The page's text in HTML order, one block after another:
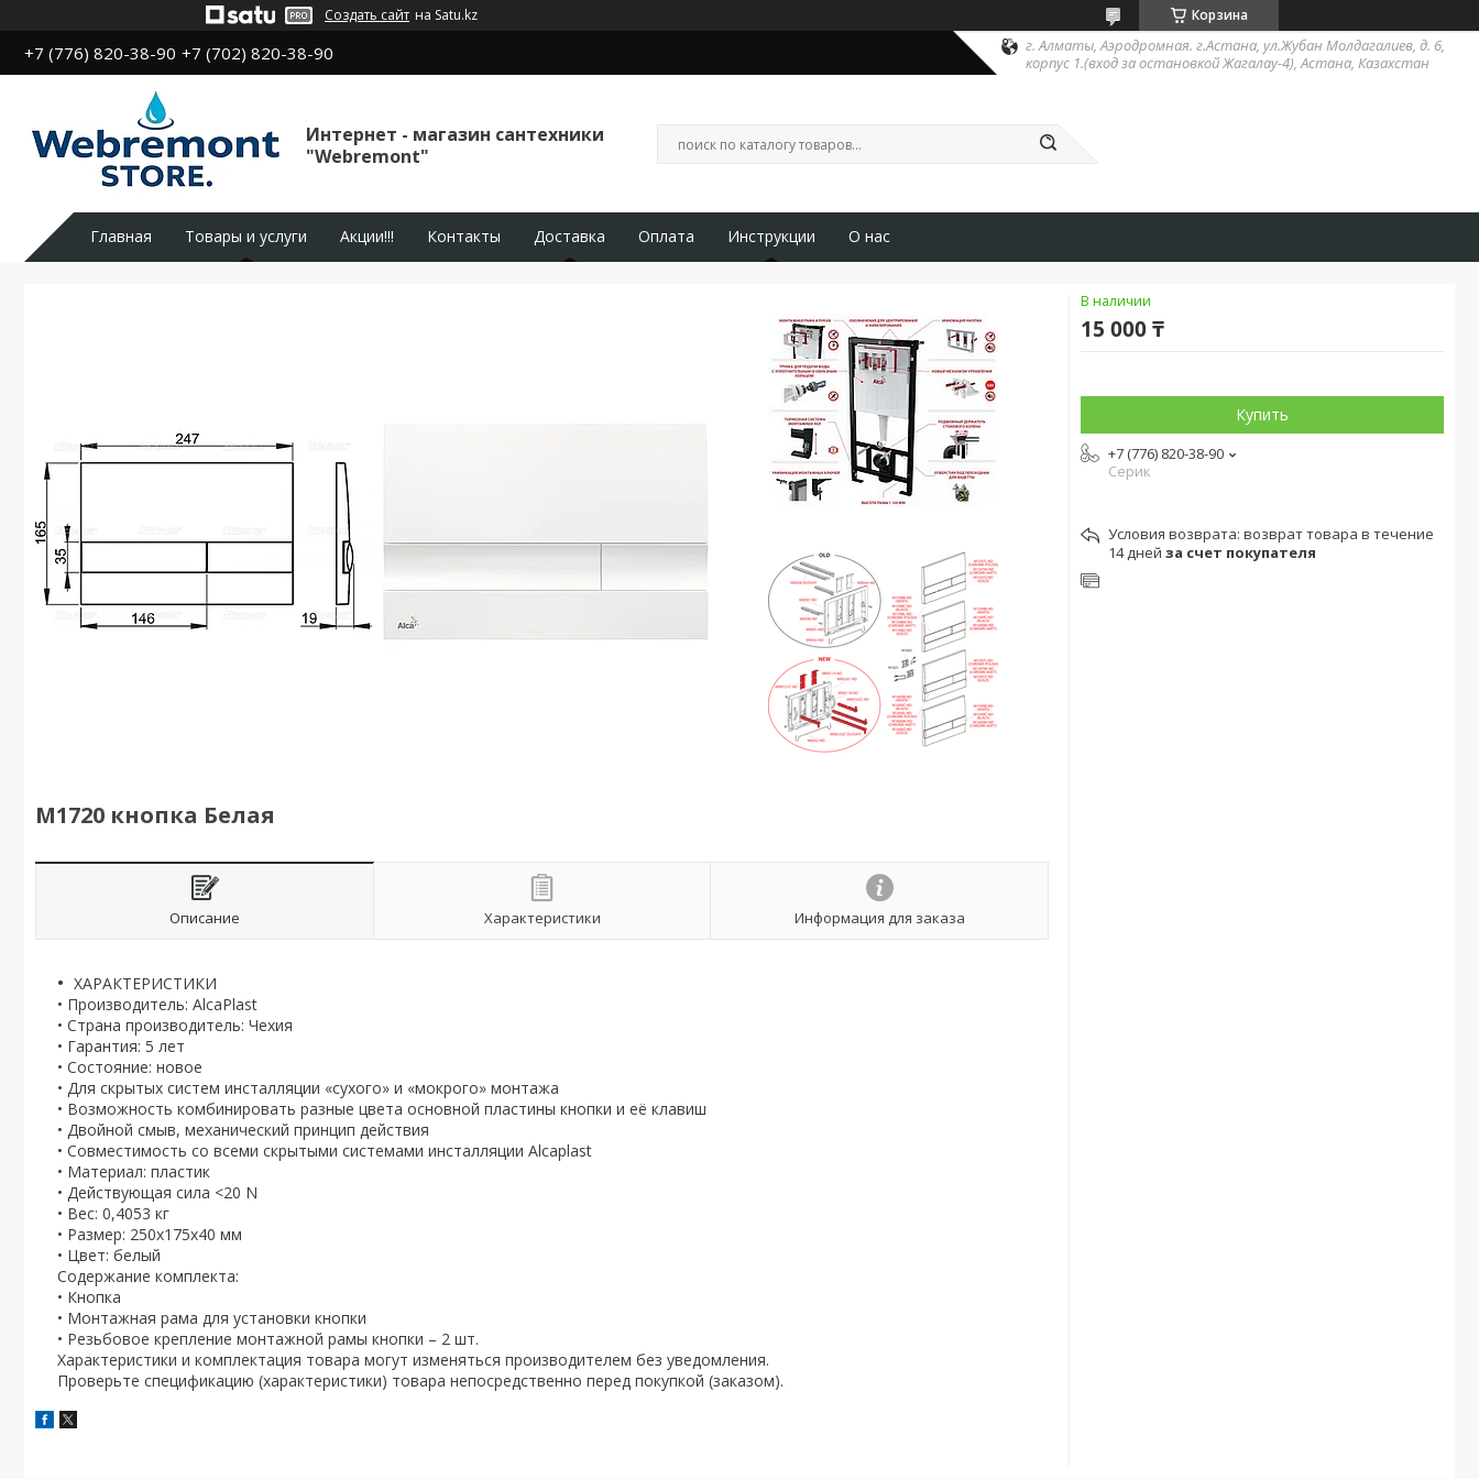
Создать сайт на Satu.kz Корзина
+7 (776) 820-38-90 +7 (702) 820-38-90
г. Алматы, Аэродромная. г.Астана, ул.Жубан Молдагалиев, д. 6,
корпус 1.(вход за остановкой Жагалау-4), Астана, Казахстан
Интернет - магазин сантехники
"Webremont"
Главная Товары и услуги Акции!!! Контакты Доставка Оплата Инструкции О нас
M1720 кнопка Белая
Описание Характеристики Информация для заказа
ХАРАКТЕРИСТИКИ
• Производитель: AlcaPlast
• Страна производитель: Чехия
• Гарантия: 5 лет
• Состояние: новое
• Для скрытых систем инсталляции «сухого» и «мокрого» монтажа
• Возможность комбинировать разные цвета основной пластины кнопки и её клавиш
• Двойной смыв, механический принцип действия
• Совместимость со всеми скрытыми системами инсталляции Alcaplast
• Материал: пластик
• Действующая сила <20 N
• Вес: 0,4053 кг
• Размер: 250х175х40 мм
• Цвет: белый
Содержание комплекта:
• Кнопка
• Монтажная рама для установки кнопки
• Резьбовое крепление монтажной рамы кнопки – 2 шт.
Характеристики и комплектация товара могут изменяться производителем без уведомления.
Проверьте спецификацию (характеристики) товара непосредственно перед покупкой (заказом).
В наличии
15 000 ₸
Купить
+7 (776) 820-38-90
Серик
возврат товара в течение
14 дней за счет покупателя